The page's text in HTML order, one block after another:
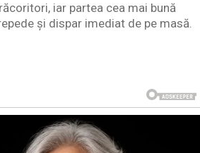
iar partea cea mai bună
și dispar imediat de pe masă.